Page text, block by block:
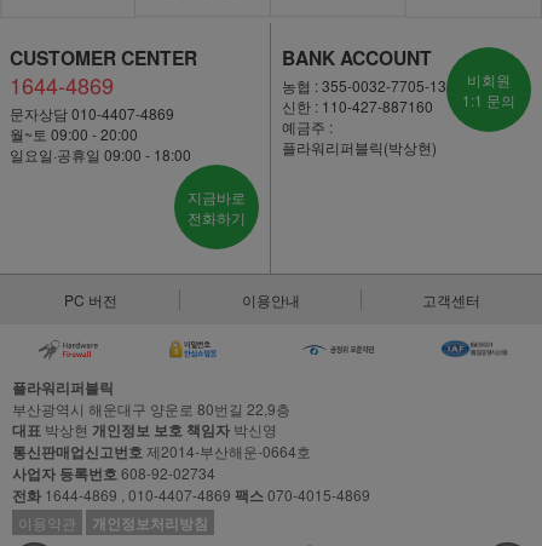
CUSTOMER CENTER
1644-4869
문자상담 010-4407-4869
월~토 09:00 - 20:00
일요일·공휴일 09:00 - 18:00
지금바로
전화하기
BANK ACCOUNT
농협 : 355-0032-7705-13
신한 : 110-427-887160
예금주 :
플라워리퍼블릭(박상현)
비회원
1:1 문의
PC 버전 이용안내 고객센터
플라워리퍼블릭
부산광역시 해운대구 양운로 80번길 22,9층
대표 박상현 개인정보 보호 책임자 박신영
통신판매업신고번호제2014-부산해운-0664호
사업자 등록번호608-92-02734
전화 1644-4869 , 010-4407-4869 팩스070-4015-4869
이용약관
개인정보처리방침